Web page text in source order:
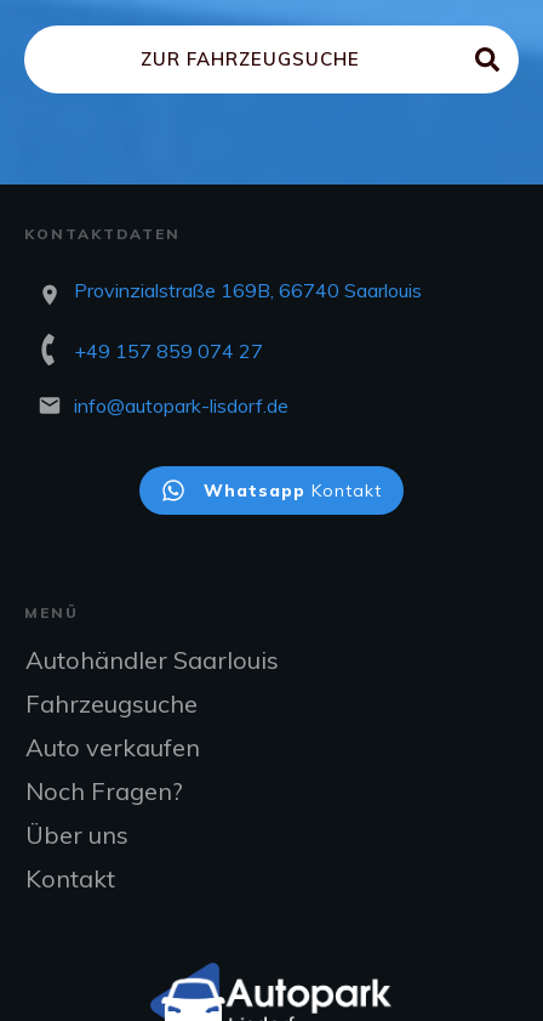
ZUR FAHRZEUGSUCHE
KONTAKTDATEN
Provinzialstraße 169B, 66740 Saarlouis
+49 157 859 074 27
info@autopark-lisdorf.de
Whatsapp Kontakt
MENÜ
Autohändler Saarlouis
Fahrzeugsuche
Auto verkaufen
Noch Fragen?
Über uns
Kontakt